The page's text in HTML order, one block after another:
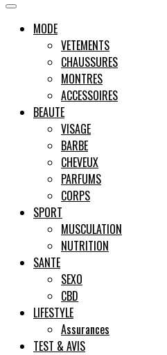
Pas si
Male
MODE
VETEMENTS
CHAUSSURES
MONTRES
ACCESSOIRES
BEAUTE
VISAGE
BARBE
CHEVEUX
PARFUMS
CORPS
SPORT
MUSCULATION
NUTRITION
SANTE
SEXO
CBD
LIFESTYLE
Assurances
TEST & AVIS